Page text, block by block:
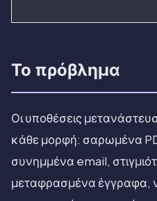
Το πρόβλημα
Οι υποθέσεις
κάθε μορφή: σαρωμένα
συνημμένα email,
μεταφρασμένα έγγραφα,